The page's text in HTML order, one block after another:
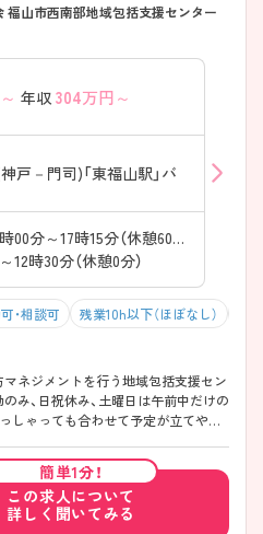
福山市西南部地域包括支援センター
年収 304万円～
戸－門司)「東福山駅」バ
月曜～金曜:09時00分～17時15分（休憩60分）
12時30分（休憩0分）
・相談可 残業10h以下（ほぼなし）
ネジメントを行う地域包括支援セン
み、日祝休み、土曜日は午前中だけの
しゃっても合わせて予定が立てやす
ませんか？ 是非一度お問い合わせく
簡単1分！
この求人について
詳しく聞いてみる